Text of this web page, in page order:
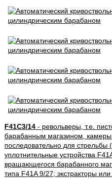
F41C3/14- револьверы, т.е.
барабанным магазином, камеры
последовательно для
уплотнительные устройства
вращающегося барабанного
типа F41A 9/27; экстракторы